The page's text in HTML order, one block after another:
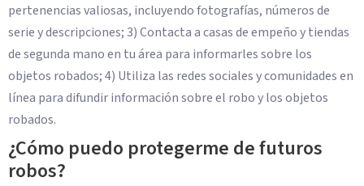
pertenencias valiosas, incluyendo fotografías, números de
serie y descripciones; 3) Contacta a casas de empeño y tiendas
de segunda mano en tu área para informarles sobre los
objetos robados; 4) Utiliza las redes sociales y comunidades en
línea para difundir información sobre el robo y los objetos
robados.
¿Cómo puedo protegerme de futuros
robos?